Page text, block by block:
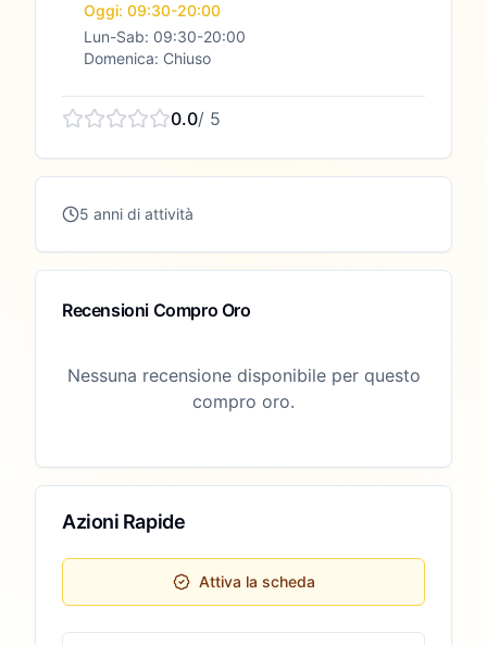
Oggi: 09:30-20:00
Lun-Sab: 09:30-20:00
Domenica: Chiuso
0.0/ 5
5 anni di attività
Recensioni Compro Oro
Nessuna recensione disponibile per questo
compro oro.
Azioni Rapide
Attiva la scheda